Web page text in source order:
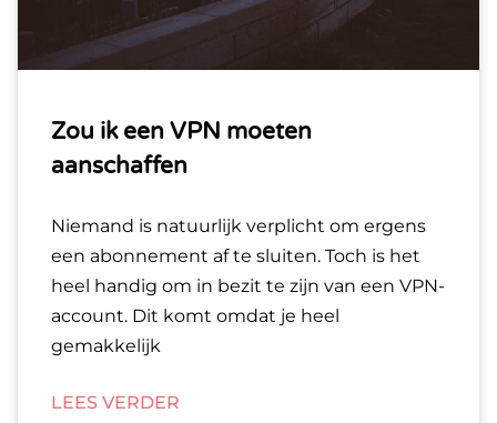
Zou ik een VPN moeten
aanschaffen
Niemand is natuurlijk verplicht om ergens
een abonnement af te sluiten. Toch is het
heel handig om in bezit te zijn van een VPN-
account. Dit komt omdat je heel
gemakkelijk
LEES VERDER